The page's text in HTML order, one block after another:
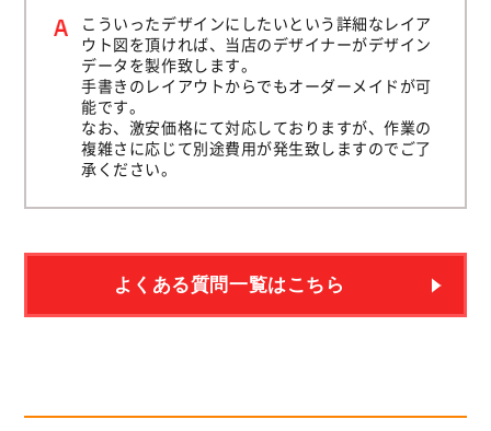
こういったデザインにしたいという詳細なレイア
ウト図を頂ければ、当店のデザイナーがデザイン
データを製作致します。
手書きのレイアウトからでもオーダーメイドが可
能です。
なお、激安価格にて対応しておりますが、作業の
複雑さに応じて別途費用が発生致しますのでご了
承ください。
よくある質問一覧はこちら